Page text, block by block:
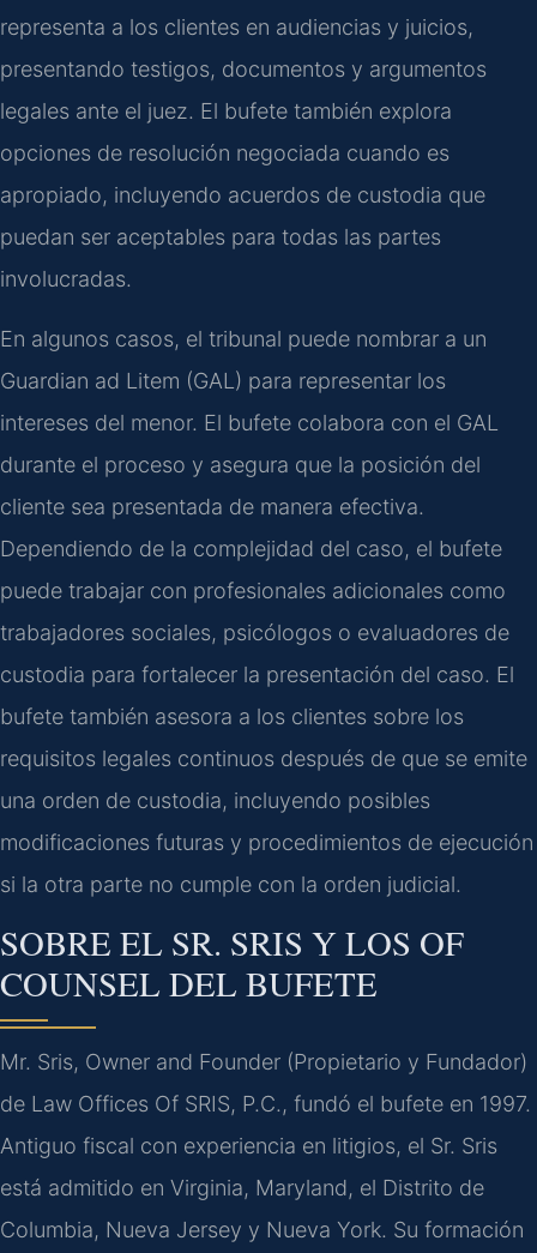
representa a los clientes en audiencias y juicios,
presentando testigos, documentos y argumentos
legales ante el juez. El bufete también explora
opciones de resolución negociada cuando es
apropiado, incluyendo acuerdos de custodia que
puedan ser aceptables para todas las partes
involucradas.
En algunos casos, el tribunal puede nombrar a un
Guardian ad Litem (GAL) para representar los
intereses del menor. El bufete colabora con el GAL
durante el proceso y asegura que la posición del
cliente sea presentada de manera efectiva.
Dependiendo de la complejidad del caso, el bufete
puede trabajar con profesionales adicionales como
trabajadores sociales, psicólogos o evaluadores de
custodia para fortalecer la presentación del caso. El
bufete también asesora a los clientes sobre los
requisitos legales continuos después de que se emite
una orden de custodia, incluyendo posibles
modificaciones futuras y procedimientos de ejecución
si la otra parte no cumple con la orden judicial.
SOBRE EL SR. SRIS Y LOS OF
COUNSEL DEL BUFETE
Mr. Sris, Owner and Founder (Propietario y Fundador)
de Law Offices Of SRIS, P.C., fundó el bufete en 1997.
Antiguo fiscal con experiencia en litigios, el Sr. Sris
está admitido en Virginia, Maryland, el Distrito de
Columbia, Nueva Jersey y Nueva York. Su formación